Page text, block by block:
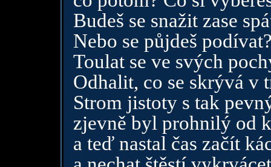
Budeš se snažit zase
Nebo se půjdeš
Toulat se ve svých
Odhalit, co se skrývá v
Strom jistoty s tak
zjevně byl prohnilý od
a teď nastal čas začít